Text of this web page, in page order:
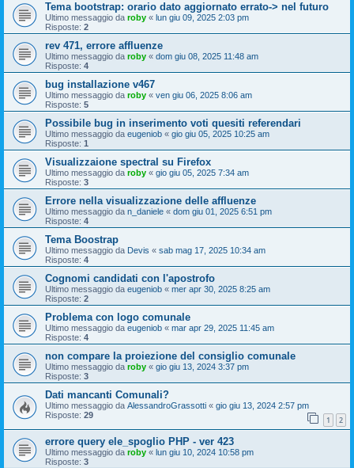
Tema bootstrap: orario dato aggiornato errato-> nel futuro
Ultimo messaggio da roby « lun giu 09, 2025 2:03 pm
Risposte: 2
rev 471, errore affluenze
Ultimo messaggio da roby « dom giu 08, 2025 11:48 am
Risposte: 4
bug installazione v467
Ultimo messaggio da roby « ven giu 06, 2025 8:06 am
Risposte: 5
Possibile bug in inserimento voti quesiti referendari
Ultimo messaggio da eugeniob « gio giu 05, 2025 10:25 am
Risposte: 1
Visualizzaione spectral su Firefox
Ultimo messaggio da roby « gio giu 05, 2025 7:34 am
Risposte: 3
Errore nella visualizzazione delle affluenze
Ultimo messaggio da n_daniele « dom giu 01, 2025 6:51 pm
Risposte: 4
Tema Boostrap
Ultimo messaggio da Devis « sab mag 17, 2025 10:34 am
Risposte: 4
Cognomi candidati con l'apostrofo
Ultimo messaggio da eugeniob « mer apr 30, 2025 8:25 am
Risposte: 2
Problema con logo comunale
Ultimo messaggio da eugeniob « mar apr 29, 2025 11:45 am
Risposte: 4
non compare la proiezione del consiglio comunale
Ultimo messaggio da roby « gio giu 13, 2024 3:37 pm
Risposte: 3
Dati mancanti Comunali?
Ultimo messaggio da AlessandroGrassotti « gio giu 13, 2024 2:57 pm
Risposte: 29 1 2
errore query ele_spoglio PHP - ver 423
Ultimo messaggio da roby « lun giu 10, 2024 10:58 pm
Risposte: 3